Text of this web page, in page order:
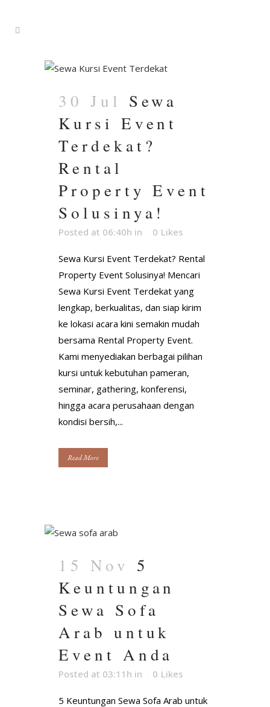
30 Jul Sewa
Kursi Event
Terdekat?
Rental
Property Event
Solusinya!
Posted at 06:40h in 0 Likes
Sewa Kursi Event Terdekat? Rental
Property Event Solusinya! Mencari
Sewa Kursi Event Terdekat yang
lengkap, berkualitas, dan siap kirim
ke lokasi acara kini semakin mudah
bersama Rental Property Event.
Kami menyediakan berbagai pilihan
kursi untuk kebutuhan pameran,
seminar, gathering, konferensi,
hingga acara perusahaan dengan
kondisi bersih,...
Read More
15 Nov 5
Keuntungan
Sewa Sofa
Arab untuk
Event Anda
Posted at 03:11h in 0 Likes
5 Keuntungan Sewa Sofa Arab untuk